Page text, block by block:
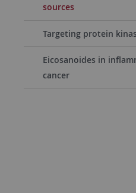
sources
Targeting protein
Eicosanoides in
cancer